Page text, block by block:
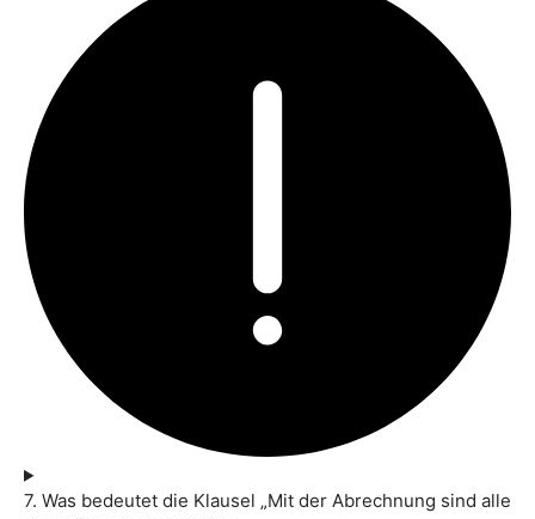
7. Was bedeutet die Klausel „Mit der Abrechnung sind alle